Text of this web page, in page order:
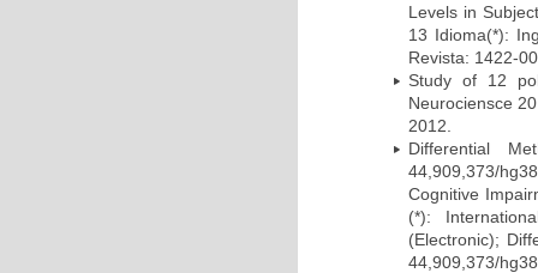
Levels in
13 Idioma(*):
Revista: 1422-
Study of 12
Neurociensce
2012.
Differential
44,909,373/
Cognitive
(*):
(Electronic);
44,909,373/